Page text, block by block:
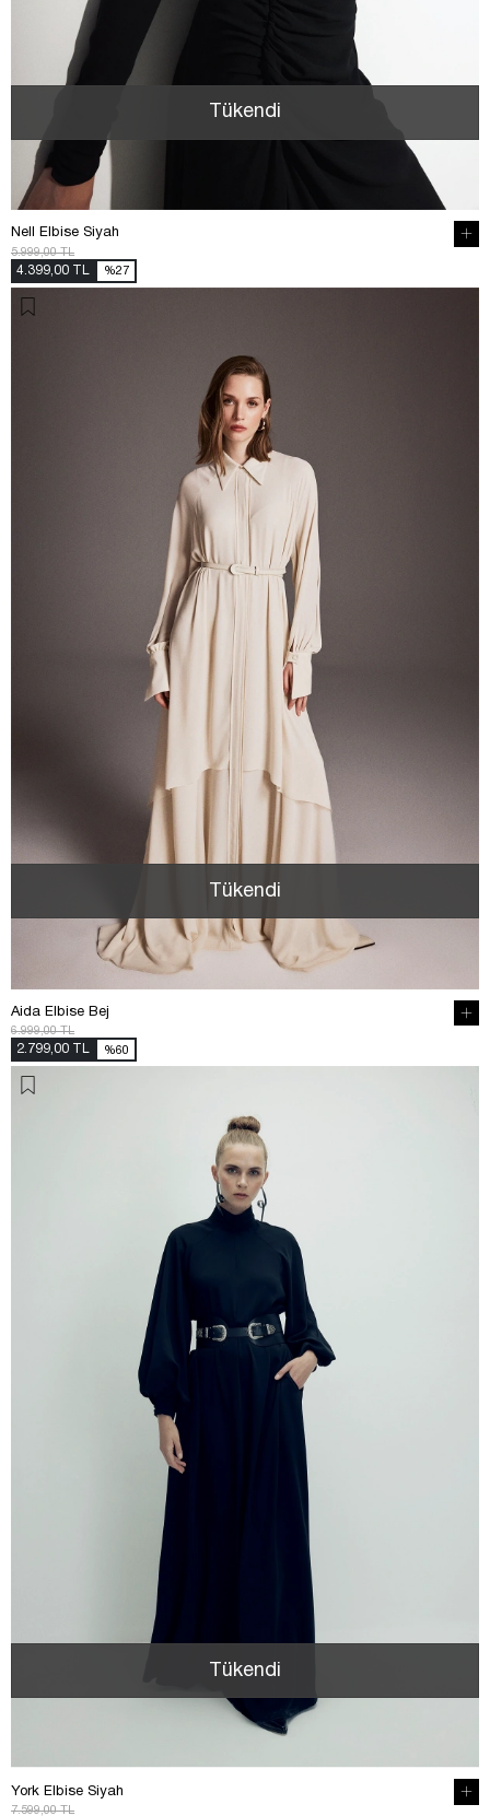
Tükendi
Nell Elbise Siyah
5.999,00 TL
4.399,00 TL %27
Tükendi
Aida Elbise Bej
6.999,00 TL
2.799,00 TL %60
Tükendi
York Elbise Siyah
7.599,00 TL